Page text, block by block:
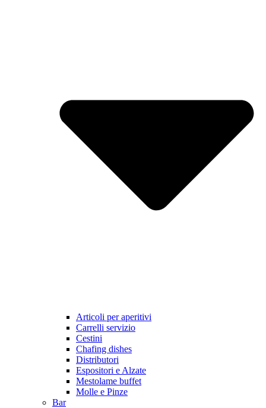
Articoli per aperitivi
Carrelli servizio
Cestini
Chafing dishes
Distributori
Espositori e Alzate
Mestolame buffet
Molle e Pinze
Bar